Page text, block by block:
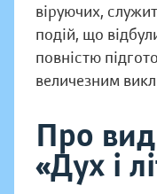
віруючих,
подій, що
повністю
величезним
Про
«Дух і